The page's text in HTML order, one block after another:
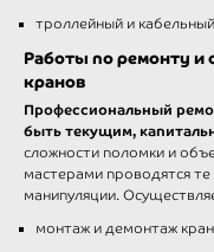
троллейный и
Работы по ремонту
кранов
Профессиональный
быть текущим,
сложности поломки и
мастерами проводятся
манипуляции.
монтаж и демонтаж